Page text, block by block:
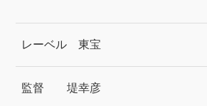
レーベル 東宝
監督 堤幸彦